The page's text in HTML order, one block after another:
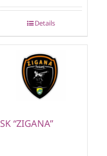
Details
SK “ZIGANA”